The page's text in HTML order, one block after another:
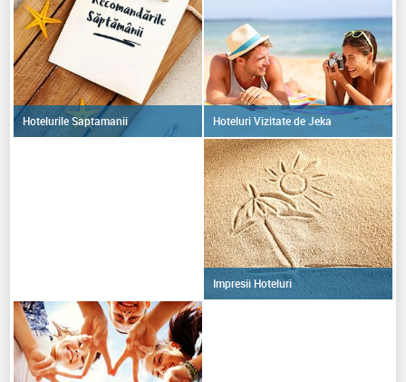
Hotelurile Saptamanii Hoteluri Vizitate de Jeka
Impresii Hoteluri